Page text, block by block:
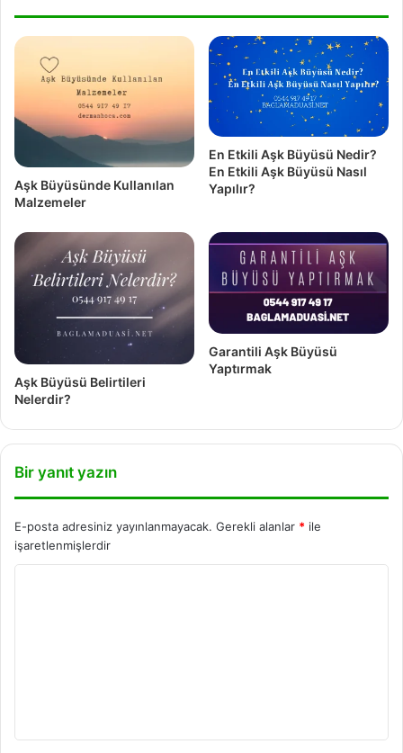
Aşk Büyüsünde Kullanılan
Malzemeler
En Etkili Aşk Büyüsü Nedir?
En Etkili Aşk Büyüsü Nasıl
Yapılır?
Aşk Büyüsü Belirtileri
Nelerdir?
Garantili Aşk Büyüsü
Yaptırmak
Bir yanıt yazın
E-posta adresiniz yayınlanmayacak. Gerekli alanlar * ile
işaretlenmişlerdir